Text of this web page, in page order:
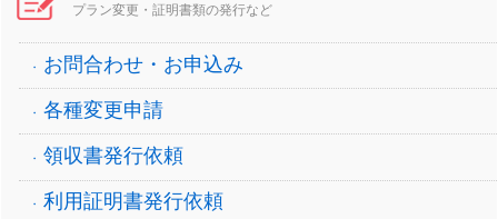
プラン変更・証明書類の発行など
お問合わせ・お申込み
各種変更申請
領収書発行依頼
利用証明書発行依頼